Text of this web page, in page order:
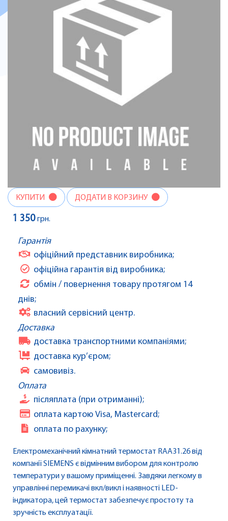
КУПИТИ ДОДАТИ В КОРЗИНУ
1 350грн.
Гарантія
офіційний представник виробника;
офіційна гарантія від виробника;
обмін / повернення товару протягом 14
днів;
власний сервісний центр.
Доставка
доставка транспортними компаніями;
доставка кур’єром;
самовивіз.
Оплата
післяплата (при отриманні);
оплата картою Visa, Mastercard;
оплата по рахунку;
Електромеханічний кімнатний термостат RAA31.26 від
компанії SIEMENS є відмінним вибором для контролю
температури у вашому приміщенні. Завдяки легкому в
управлінні перемикачі вкл/викл і наявності LED-
індикатора, цей термостат забезпечує простоту та
зручність експлуатації.